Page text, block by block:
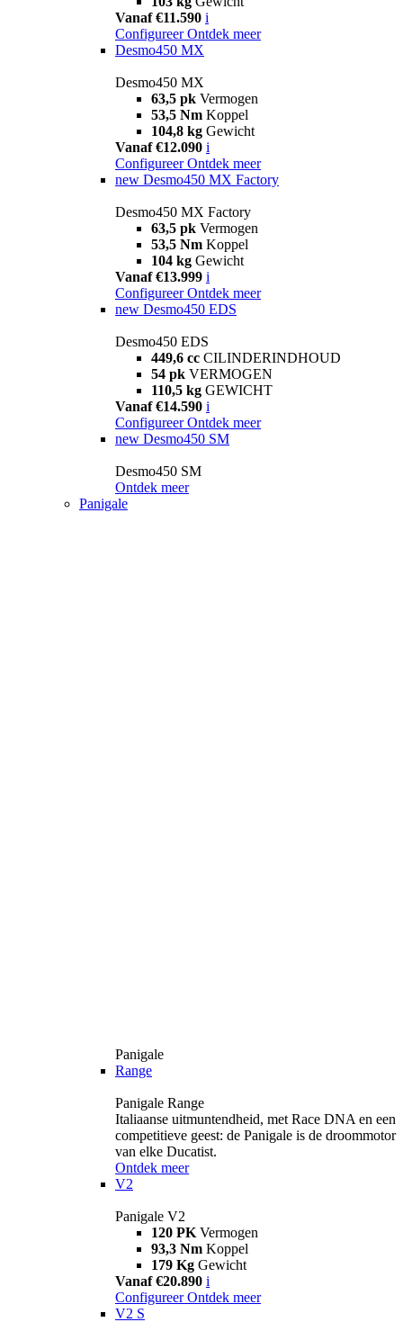
Vanaf €11.590 i
Configureer Ontdek meer
Desmo450 MX
Desmo450 MX
63,5 pk Vermogen
53,5 Nm Koppel
104,8 kg Gewicht
Vanaf €12.090 i
Configureer Ontdek meer
new Desmo450 MX Factory
Desmo450 MX Factory
63,5 pk Vermogen
53,5 Nm Koppel
104 kg Gewicht
Vanaf €13.999 i
Configureer Ontdek meer
new Desmo450 EDS
Desmo450 EDS
449,6 cc CILINDERINDHOUD
54 pk VERMOGEN
110,5 kg GEWICHT
Vanaf €14.590 i
Configureer Ontdek meer
new Desmo450 SM
Desmo450 SM
Ontdek meer
Panigale
Panigale
Range
Panigale Range
Italiaanse uitmuntendheid, met Race DNA en een
competitieve geest: de Panigale is de droommotor
van elke Ducatist.
Ontdek meer
V2
Panigale V2
120 PK Vermogen
93,3 Nm Koppel
179 Kg Gewicht
Vanaf €20.890 i
Configureer Ontdek meer
V2 S